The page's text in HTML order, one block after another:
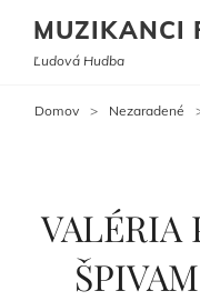
MUZIKANCI
Ľudová Hudba
Domov > Nezaradené
VALÉRIA